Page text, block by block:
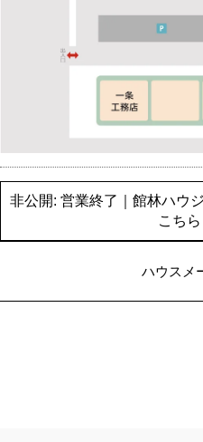
非公開: 営業終了｜館林ハウ
こちら
ハウスメ